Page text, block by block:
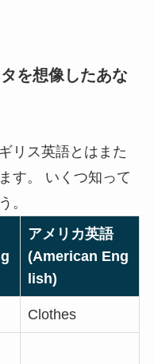
を想像したあな
リス英語とはまた
す。 いくつ知って
。
アメリカ英語
(American Eng
lish)
Clothes